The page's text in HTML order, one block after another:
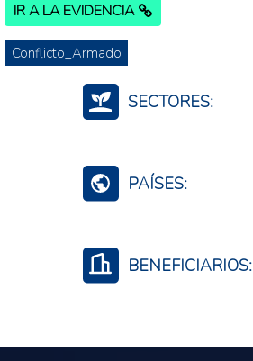
IR A LA EVIDENCIA
Conflicto_Armado
SECTORES:
PAÍSES:
BENEFICIARIOS: